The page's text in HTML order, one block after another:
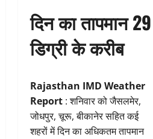
दिन का तापमान 29
डिग्री के करीब
Rajasthan IMD Weather
Report : शनिवार को जैसलमेर,
जोधपुर, चूरू, बीकानेर सहित कई
शहरों में दिन का अधिकतम तापमान